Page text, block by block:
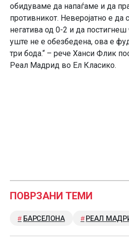
обидуваме да напаѓаме и да
противникот. Неверојатно е да
негатива од 0-2 и да постигнеш
уште не е обезбедена, ова е
три бода.“ – рече Ханси Флик
Реал Мадрид во Ел Класико.
ПОВРЗАНИ ТЕМИ
БАРСЕЛОНА РЕАЛ